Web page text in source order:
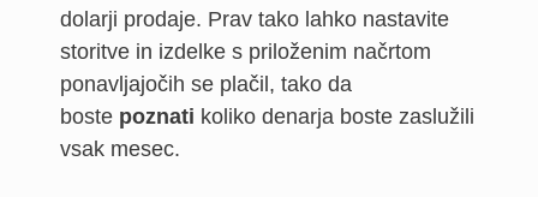
dolarji prodaje. Prav tako lahko nastavite
storitve in izdelke s priloženim načrtom
ponavljajočih se plačil, tako da
boste poznati koliko denarja boste zaslužili
vsak mesec.